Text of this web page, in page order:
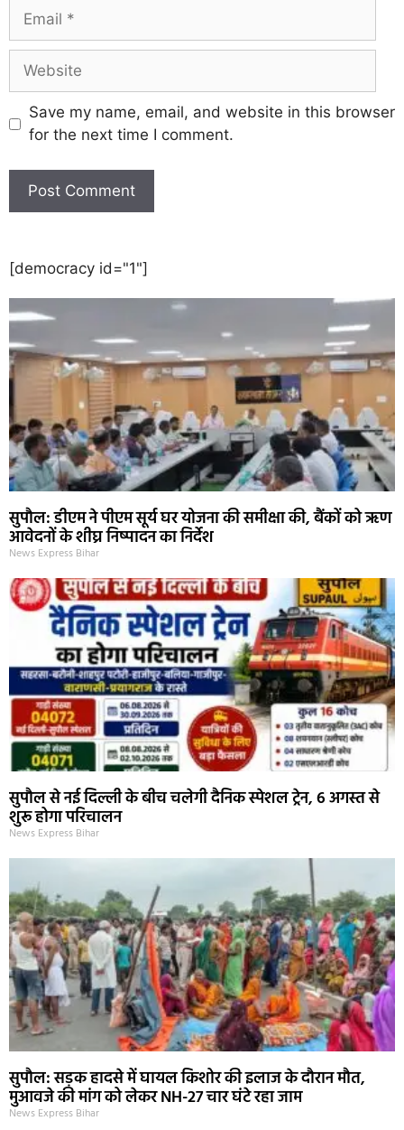
Save my name, email, and website in this browser
for the next time I comment.
[democracy id="1"]
सुपौल: डीएम ने पीएम सूर्य घर योजना की समीक्षा की, बैंकों को ऋण
आवेदनों के शीघ्र निष्पादन का निर्देश
News Express Bihar
सुपौल से नई दिल्ली के बीच चलेगी दैनिक स्पेशल ट्रेन, 6 अगस्त से
शुरू होगा परिचालन
News Express Bihar
सुपौल: सड़क हादसे में घायल किशोर की इलाज के दौरान मौत,
मुआवजे की मांग को लेकर NH-27 चार घंटे रहा जाम
News Express Bihar